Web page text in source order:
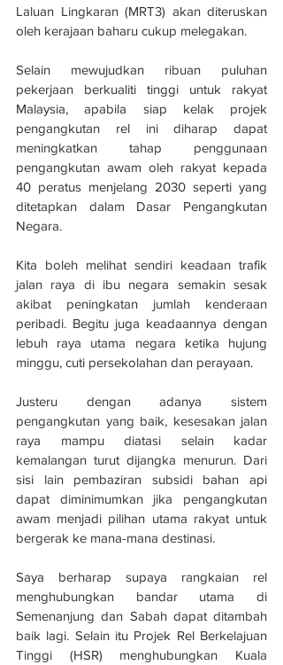
Laluan Lingkaran (MRT3) akan diteruskan
oleh kerajaan baharu cukup melegakan.
Selain mewujudkan ribuan puluhan
pekerjaan berkualiti tinggi untuk rakyat
Malaysia, apabila siap kelak projek
pengangkutan rel ini diharap dapat
meningkatkan tahap penggunaan
pengangkutan awam oleh rakyat kepada
40 peratus menjelang 2030 seperti yang
ditetapkan dalam Dasar Pengangkutan
Negara.
Kita boleh melihat sendiri keadaan trafik
jalan raya di ibu negara semakin sesak
akibat peningkatan jumlah kenderaan
peribadi. Begitu juga keadaannya dengan
lebuh raya utama negara ketika hujung
minggu, cuti persekolahan dan perayaan.
Justeru dengan adanya sistem
pengangkutan yang baik, kesesakan jalan
raya mampu diatasi selain kadar
kemalangan turut dijangka menurun. Dari
sisi lain pembaziran subsidi bahan api
dapat diminimumkan jika pengangkutan
awam menjadi pilihan utama rakyat untuk
bergerak ke mana-mana destinasi.
Saya berharap supaya rangkaian rel
menghubungkan bandar utama di
Semenanjung dan Sabah dapat ditambah
baik lagi. Selain itu Projek Rel Berkelajuan
Tinggi (HSR) menghubungkan Kuala